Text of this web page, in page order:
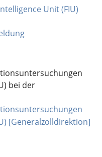
Unit (FIU)
bei der
[Generalzolldirektion]